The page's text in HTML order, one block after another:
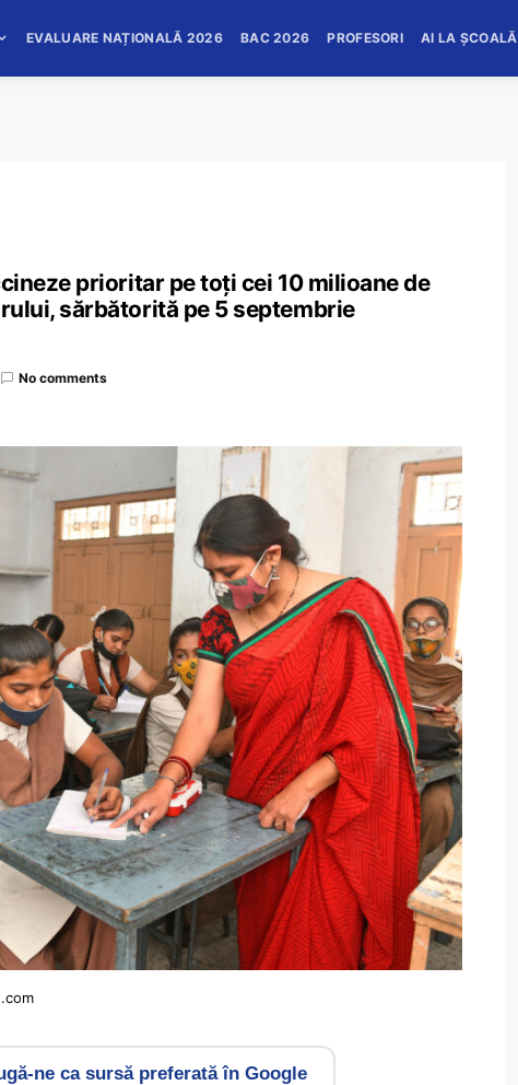
EVALUARE NAȚIONALĂ 2026 BAC 2026 PROFESORI AI LA ȘCOALĂ
prioritar pe toți cei 10 milioane de
sărbătorită pe 5 septembrie
No comments
ne ca sursă preferată în Google